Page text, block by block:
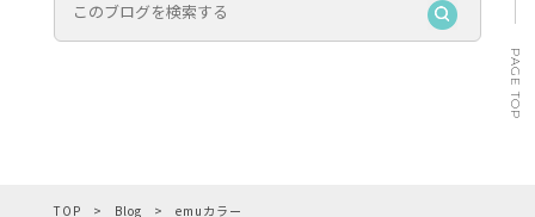
TOP Blog emuカラー
PAGE TOP